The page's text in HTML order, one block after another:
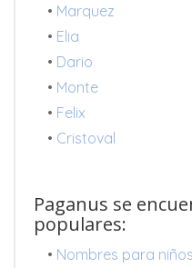
• Marquez
• Elia
• Dario
• Monte
• Felix
• Cristoval
Paganus se
populares:
• Nombres para